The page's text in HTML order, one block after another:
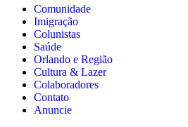
Comunidade
Imigração
Colunistas
Saúde
Orlando e Região
Cultura & Lazer
Colaboradores
Contato
Anuncie